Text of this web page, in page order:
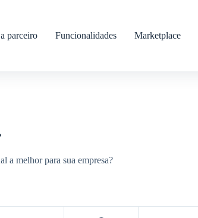
parceiro Funcionalidades Marketplace
a melhor para sua empresa?